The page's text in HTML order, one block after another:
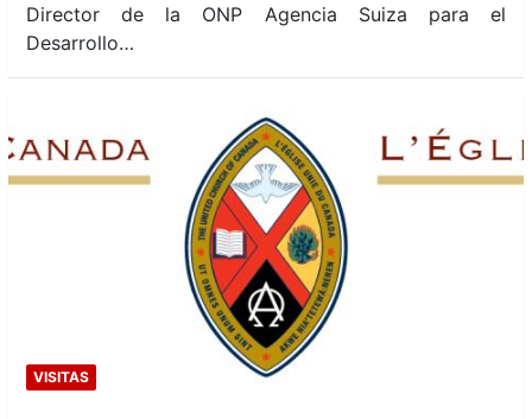
Director de la ONP Agencia Suiza para el
Desarrollo…
VISITAS